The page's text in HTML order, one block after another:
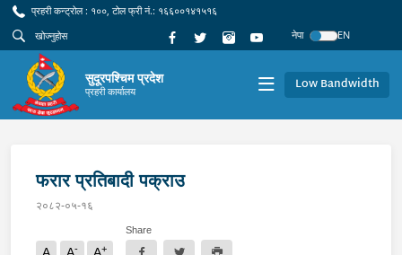
प्रहरी कन्ट्रोल : १००, टोल फ्री नं.: १६६००१४१५१६
नेपा
EN
सुदूरपश्चिम प्रदेश
प्रहरी कार्यालय Low Bandwidth
फरार प्रतिबादी पक्राउ
२०८२-०५-१६
- +
Share